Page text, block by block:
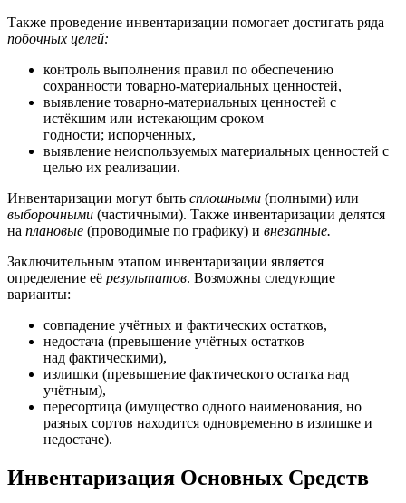
Также проведение инвентаризации помогает достигать ряда
побочных целей:
контроль выполнения правил по обеспечению
сохранности товарно-материальных ценностей,
выявление товарно-материальных ценностей с
истёкшим или истекающим сроком
годности; испорченных,
выявление неиспользуемых материальных ценностей с
целью их реализации.
Инвентаризации могут быть сплошными (полными) или
выборочными (частичными). Также инвентаризации делятся
на плановые (проводимые по графику) и внезапные.
Заключительным этапом инвентаризации является
определение её результатов. Возможны следующие
варианты:
совпадение учётных и фактических остатков,
недостача (превышение учётных остатков
над фактическими),
излишки (превышение фактического остатка над
учётным),
пересортица (имущество одного наименования, но
разных сортов находится одновременно в излишке и
недостаче).
Инвентаризация Основных Средств